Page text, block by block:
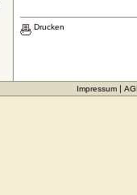
Drucken
Impressum |